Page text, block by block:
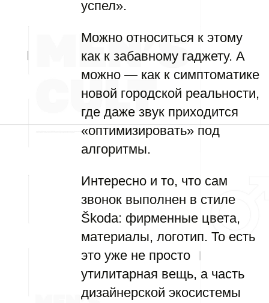
успел».
Можно относиться к этому
как к забавному гаджету. А
можно — как к симптоматике
новой городской реальности,
где даже звук приходится
«оптимизировать» под
алгоритмы.
Интересно и то, что сам
звонок выполнен в стиле
Škoda: фирменные цвета,
материалы, логотип. То есть
это уже не просто
утилитарная вещь, а часть
дизайнерской экосистемы